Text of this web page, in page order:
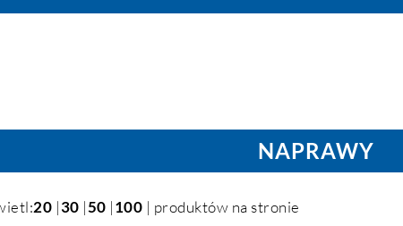
NAPRAWY
20 |30 |50 |100 | produktów na stronie